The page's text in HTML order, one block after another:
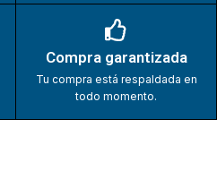
Compra garantizada
Tu compra está respaldada en
todo momento.